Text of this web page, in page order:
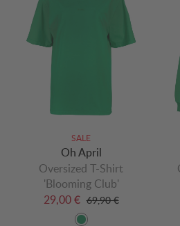
SALE
Oh April
Oversized T-Shirt
'Blooming Club'
29,00 € 69,90 €